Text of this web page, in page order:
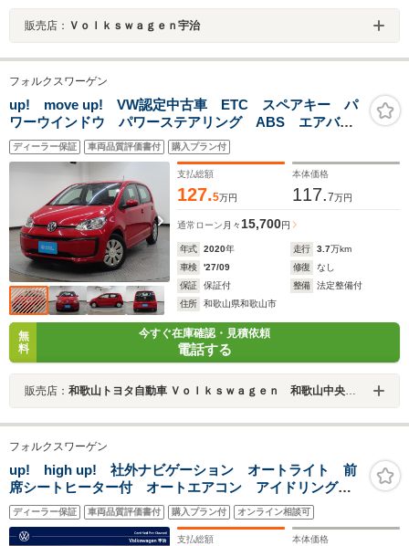
販売店： Ｖｏｌｋｓｗａｇｅｎ宇治
フォルクスワーゲン
up! move up! VW認定中古車 ETC スペアキー パ
ワーウインドウ パワーステアリング ABS エアバッ
グ オートライト
ディーラー保証 車両品質評価書付 購入プラン付
支払総額
127.5万円
本体価格
117.7万円
通常ローン 月々 15,700円
年式 2020年 走行 3.7万km
車検
'27/09 修復
なし
保証
保証付 整備
法定整備付
住所
和歌山県和歌山市
無
料
今すぐ在庫確認・見積依頼
電話する
販売店： 和歌山トヨタ自動車 Ｖｏｌｋｓｗａｇｅｎ 和歌山中央認定中古車センター
フォルクスワーゲン
up! high up! 社外ナビゲーション オートライト 前
席シートヒーター付 オートエアコン アイドリングス
トップ 前後ドライブレコーダー付 15インチ専用アル
ミホイール ETC リヤコーナーセンサー
ディーラー保証 車両品質評価書付 購入プラン付 オンライン相談可
支払総額 本体価格